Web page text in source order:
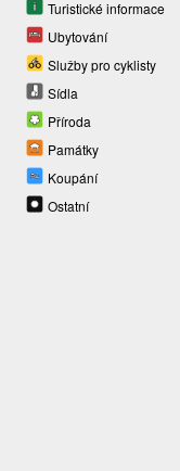
Turistické informace
Ubytování
Služby pro cyklisty
Sídla
Příroda
Památky
Koupání
Ostatní